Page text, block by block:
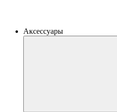
Аксессуары